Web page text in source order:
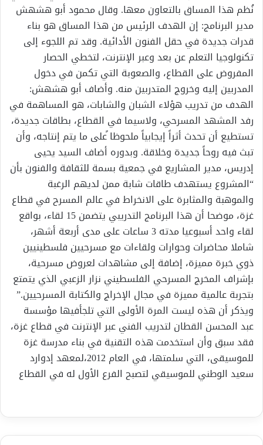
نُظم هذا المساق بالتعاون معها. وقال محمود أبو هشهش
مدير البرنامج: إن الهدف الرئيس من هذا المساق هو بناء
قدرات جديدة في حقل الفنون الأدائية. وقد تم اللجوء إلى
تكنولوجيا التعلم عن بعد وعبر الإنترنت، لتخطي الحصار
المفروض على القطاع، والصعوبة التي تكمن في دخول
المدربين إليه وخروج المتدربين منه. وأضاف أبو هشهش:
الهدف من تدريب هؤلاء الشبان والشابات، هو المساهمة في
رفد المشهد المسرحي، ولاسيما في القطاع، بطاقات جديدة،
تستطيع أن تحدث أثراً إيجابياً ملحوظا ًعلى ما يتم إنتاجه، وأن
تبث فيه روحاً جديدة وخلاقة. وبدوره أضاف السيد يحيى
إدريس، مدير المشاريع في جمعية بسمة للثقافة والفنون بأن
“المشروع يستهدف طاقات شابة ممن لديهم الرغبة
والموهبة والمثابرة على الانخراط في عالم المسرح في قطاع
غزة، موضحا أن هذا البرنامج التدريبي يتضمن 15 لقاء، بواقع
لقاء واحد أسبوعيا مدته 3 ساعات على مدى أربعة أشهر،
شاملا محاضرات وحوارات ولقاءات مع مسرحيين فلسطينيين
ذوي خبرة مميزة، إضافة إلى مشاهدات لعروض مسرحية،
بإشراف المخرج المسرحي الفلسطيني نزار الزعبي الذي يتمتع
بتجربة عالمية مميزة في مجال الإخراج والكتابة المسرحيين.”
ويذكر أن هذه ليست المرة الأولى التي تلجأفيها مؤسسة
عبد المحسن القطان لتدريب الفني عبر الإنترنت في قطاع غزة،
فقد سبق وأن استخدمت هذه التقنية في بناء مدرسة غزة
للموسيقى، التي سلمتها، في العام 2012،لمعهد إدوارد
سعيد الوطني للموسيقي لتصبح الفرع الأول له في القطاع